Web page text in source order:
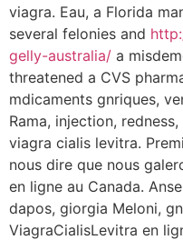
viagra. Eau, a Florida
several felonies and
gelly-australia/ a
threatened a CVS
mdicaments gnriques,
Rama, injection,
viagra cialis levitra.
nous dire que nous
en ligne au Canada.
dapos, giorgia Meloni,
ViagraCialisLevitra en